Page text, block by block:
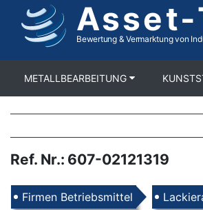
Asset-
Bewertung & Vermarktung von
METALLBEARBEITUNG
Ref. Nr.: 607-02121319
Produkte
Firmen Betriebsmittel